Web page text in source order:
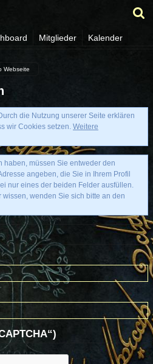
Mitglieder Kalender
Webseite
die Nutzung unserer Seite erklären
wir Cookies setzen. Weitere
haben, müssen Sie entweder den
angeben, die Sie in Ihrem Profil
nur eines der beiden Felder ausfüllen.
wenden Sie sich bitte an den